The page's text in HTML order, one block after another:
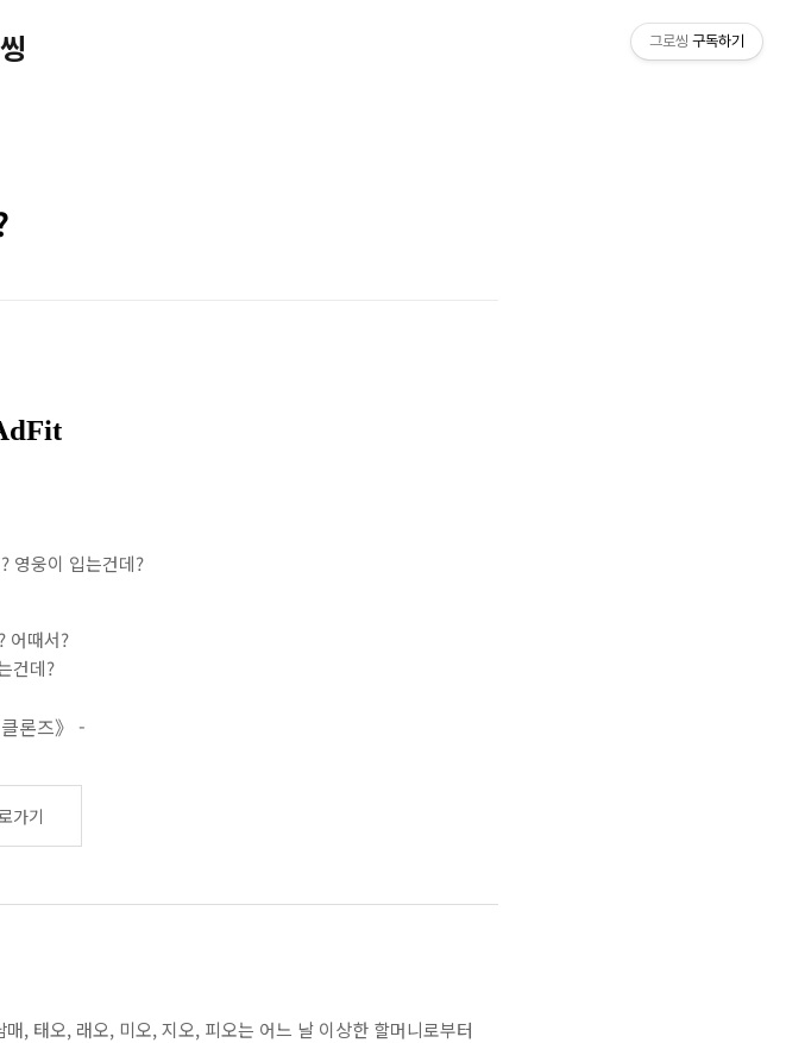
어때서?
건데?
론즈》 -
가기
, 태오, 래오, 미오, 지오, 피오는 어느 날 이상한 할머니로부터
그로씽 구독하기